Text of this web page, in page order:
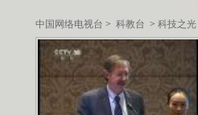
中国网络电视台 > 科教台 > 科技之光